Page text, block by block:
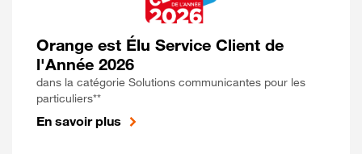
Orange est Élu Service Client de
l'Année 2026
dans la catégorie Solutions communicantes pour les
particuliers**
En savoir plus